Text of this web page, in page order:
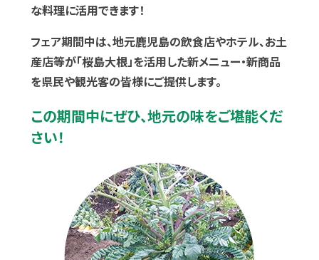
な料理に活用できます！
フェア期間中は、地元鹿児島の飲食店やホテル、お土
産店等が「桜島大根」を活用した新メニュー・新商品
を県民や観光客の皆様にご提供します。
この期間中にぜひ、地元の味をご堪能くだ
さい！